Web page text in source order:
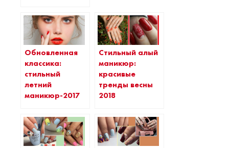
Обновленная
классика:
стильный
летний
маникюр-2017
Стильный алый
маникюр:
красивые
тренды весны
2018